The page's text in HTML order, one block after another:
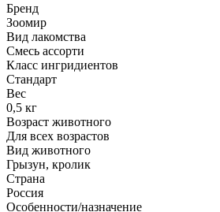
Бренд
Зоомир
Вид лакомства
Смесь ассорти
Класс ингридиентов
Стандарт
Вес
0,5 кг
Возраст животного
Для всех возрастов
Вид животного
Грызун, кролик
Страна
Россия
Особенности/назначение